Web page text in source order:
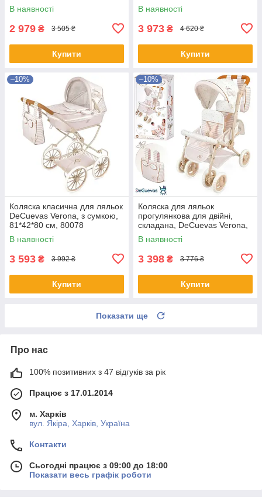
В наявності
2 979 ₴ 3 505 ₴
Купити
В наявності
3 973 ₴ 4 620 ₴
Купити
–10%
Коляска класична для ляльок
DeCuevas Verona, з сумкою,
81*42*80 см, 80078
В наявності
3 593 ₴ 3 992 ₴
Купити
–10%
Коляска для ляльок
прогулянкова для двійні,
складана, DeCuevas Verona,
40*70*72см, 90378
В наявності
3 398 ₴ 3 776 ₴
Купити
Показати ще
Про нас
100% позитивних з 47 відгуків за рік
Працює з 17.01.2014
м. Харків
вул. Якіра, Харків, Україна
Контакти
Сьогодні працює з 09:00 до 18:00
Показати весь графік роботи